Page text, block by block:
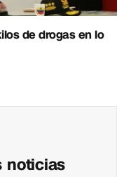
de drogas en lo
noticias